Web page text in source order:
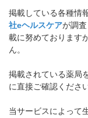
掲載している各種情
社eヘルスケアが調
載に努めております
ん。
掲載されている薬局
に直接ご確認ください
当サービスによって